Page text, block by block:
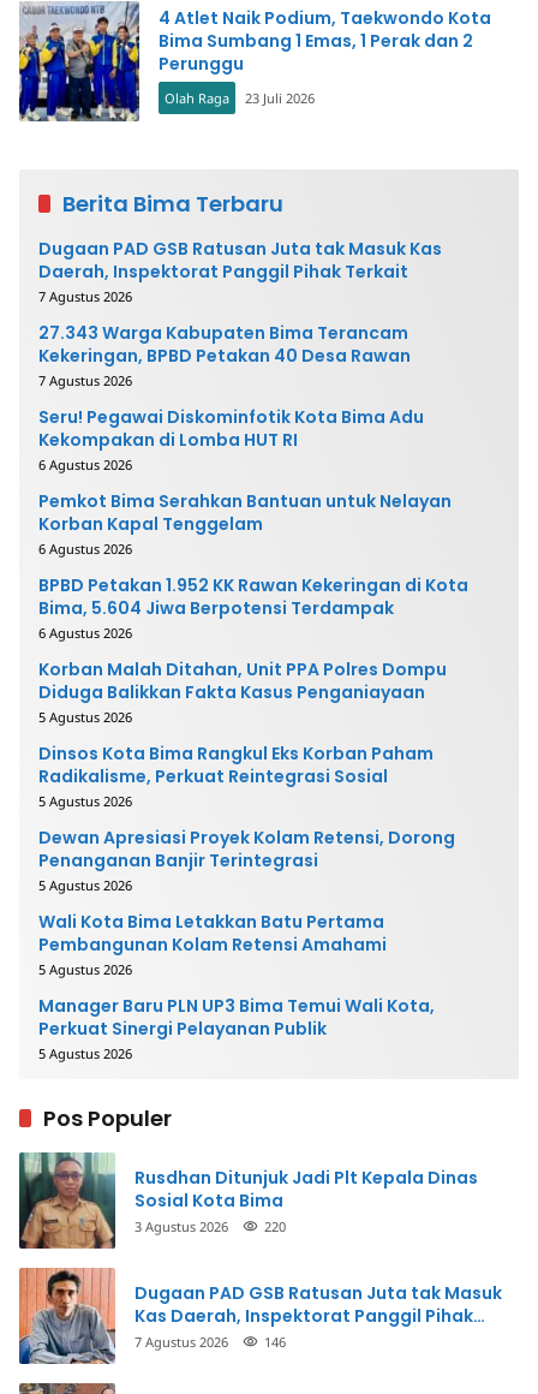
4 Atlet Naik Podium, Taekwondo Kota
Bima Sumbang 1 Emas, 1 Perak dan 2
Perunggu
Olah Raga 23 Juli 2026
Berita Bima Terbaru
Dugaan PAD GSB Ratusan Juta tak Masuk Kas
Daerah, Inspektorat Panggil Pihak Terkait
7 Agustus 2026
27.343 Warga Kabupaten Bima Terancam
Kekeringan, BPBD Petakan 40 Desa Rawan
7 Agustus 2026
Seru! Pegawai Diskominfotik Kota Bima Adu
Kekompakan di Lomba HUT RI
6 Agustus 2026
Pemkot Bima Serahkan Bantuan untuk Nelayan
Korban Kapal Tenggelam
6 Agustus 2026
BPBD Petakan 1.952 KK Rawan Kekeringan di Kota
Bima, 5.604 Jiwa Berpotensi Terdampak
6 Agustus 2026
Korban Malah Ditahan, Unit PPA Polres Dompu
Diduga Balikkan Fakta Kasus Penganiayaan
5 Agustus 2026
Dinsos Kota Bima Rangkul Eks Korban Paham
Radikalisme, Perkuat Reintegrasi Sosial
5 Agustus 2026
Dewan Apresiasi Proyek Kolam Retensi, Dorong
Penanganan Banjir Terintegrasi
5 Agustus 2026
Wali Kota Bima Letakkan Batu Pertama
Pembangunan Kolam Retensi Amahami
5 Agustus 2026
Manager Baru PLN UP3 Bima Temui Wali Kota,
Perkuat Sinergi Pelayanan Publik
5 Agustus 2026
Pos Populer
Rusdhan Ditunjuk Jadi Plt Kepala Dinas
Sosial Kota Bima
3 Agustus 2026 220
Dugaan PAD GSB Ratusan Juta tak Masuk
Kas Daerah, Inspektorat Panggil Pihak
Terkait
7 Agustus 2026 146